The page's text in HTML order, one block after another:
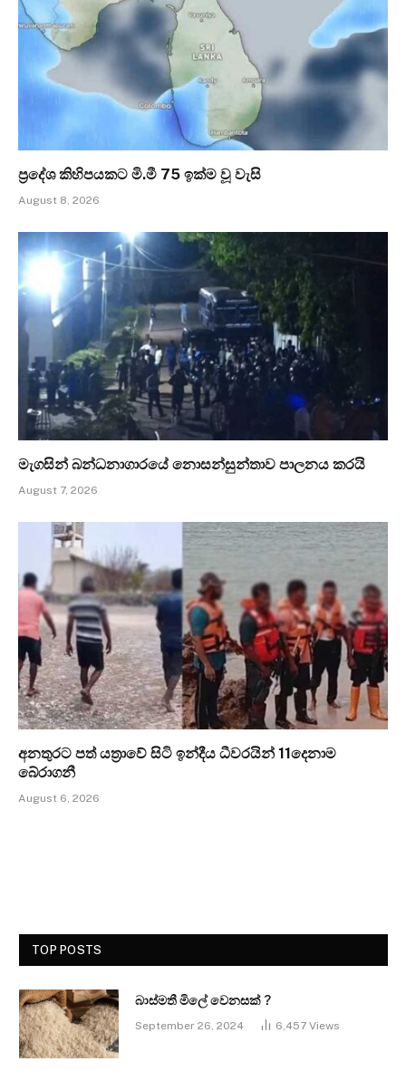
ප්‍රදේශ කිහිපයකට මි.මී 75 ඉක්ම වූ වැසි
August 8, 2026
මැගසින් බන්ධනාගාරයේ නොසන්සුන්තාව පාලනය කරයි
August 7, 2026
අනතුරට පත් යත්‍රාවේ සිටි ඉන්දීය ධීවරයින් 11දෙනාම
බේරාගනී
August 6, 2026
TOP POSTS
බාස්මතී මිලේ වෙනසක් ?
September 26, 2024 6,457 Views